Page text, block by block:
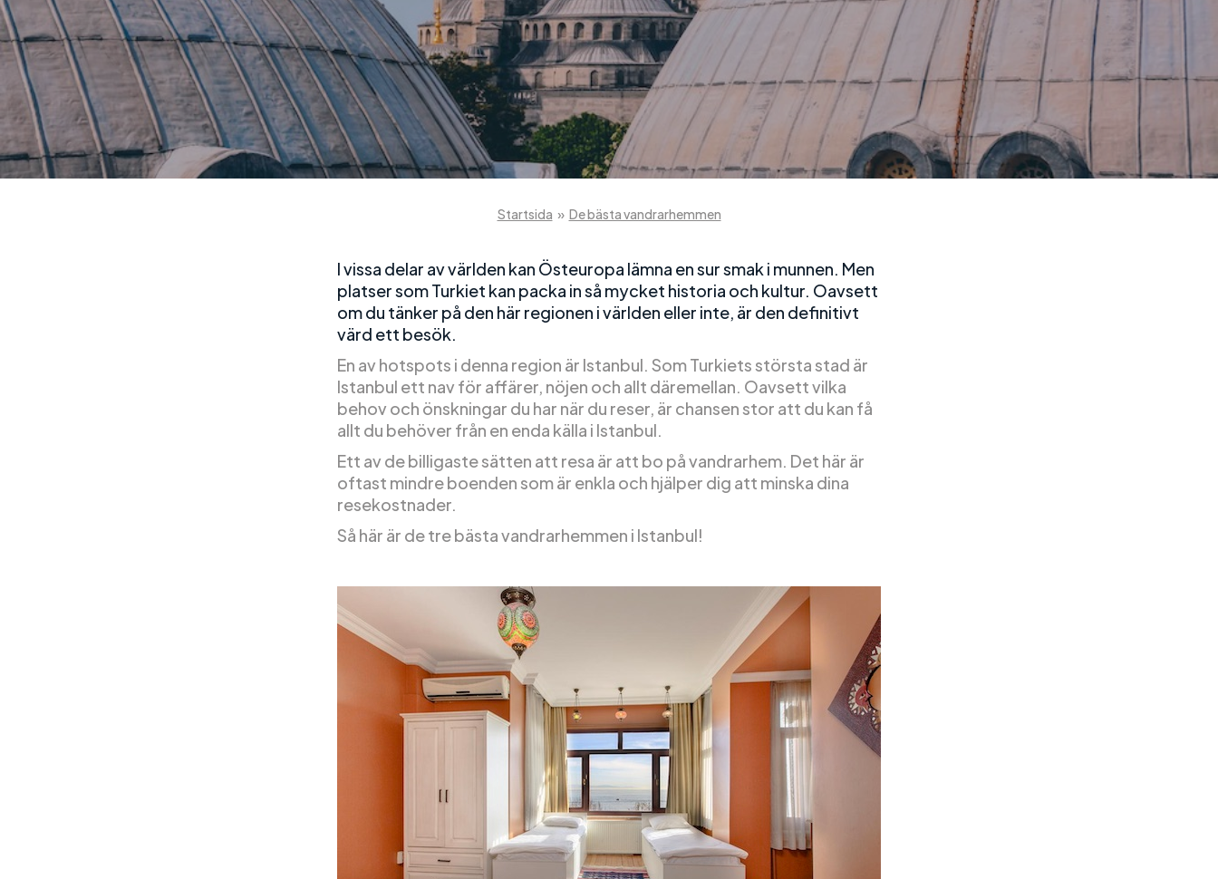
Startsida » De bästa vandrarhemmen
I vissa delar av världen kan Östeuropa lämna en sur smak i munnen. Men
platser som Turkiet kan packa in så mycket historia och kultur. Oavsett
om du tänker på den här regionen i världen eller inte, är den definitivt
värd ett besök.
En av hotspots i denna region är Istanbul. Som Turkiets största stad är
Istanbul ett nav för affärer, nöjen och allt däremellan. Oavsett vilka
behov och önskningar du har när du reser, är chansen stor att du kan få
allt du behöver från en enda källa i Istanbul.
Ett av de billigaste sätten att resa är att bo på vandrarhem. Det här är
oftast mindre boenden som är enkla och hjälper dig att minska dina
resekostnader.
Så här är de tre bästa vandrarhemmen i Istanbul!